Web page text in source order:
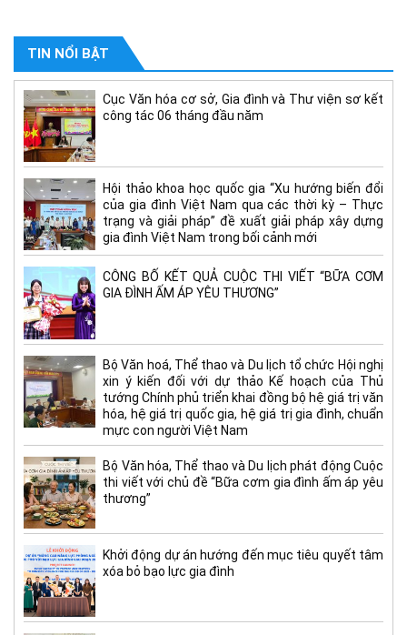
TIN NỔI BẬT
Cục Văn hóa cơ sở, Gia đình và Thư viện sơ kết
công tác 06 tháng đầu năm
Hội thảo khoa học quốc gia “Xu hướng biến đổi
của gia đình Việt Nam qua các thời kỳ – Thực
trạng và giải pháp” đề xuất giải pháp xây dựng
gia đình Việt Nam trong bối cảnh mới
CÔNG BỐ KẾT QUẢ CUỘC THI VIẾT “BỮA CƠM
GIA ĐÌNH ẤM ÁP YÊU THƯƠNG”
Bộ Văn hoá, Thể thao và Du lịch tổ chức Hội nghị
xin ý kiến đối với dự thảo Kế hoạch của Thủ
tướng Chính phủ triển khai đồng bộ hệ giá trị văn
hóa, hệ giá trị quốc gia, hệ giá trị gia đình, chuẩn
mực con người Việt Nam
Bộ Văn hóa, Thể thao và Du lịch phát động Cuộc
thi viết với chủ đề “Bữa cơm gia đình ấm áp yêu
thương”
Khởi động dự án hướng đến mục tiêu quyết tâm
xóa bỏ bạo lực gia đình